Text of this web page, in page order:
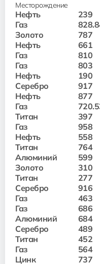
Месторождение
Нефть
239
Газ
Золото
787
Нефть
661
Газ
810
Газ
803
Нефть
190
Серебро
917
Нефть
877
Газ
Титан
397
Газ
958
Нефть
558
Титан
764
Алюминий
599
Золото
310
Титан
277
Серебро
916
Газ
463
Газ
686
Алюминий
684
Серебро
489
Титан
452
Газ
564
Цинк
737